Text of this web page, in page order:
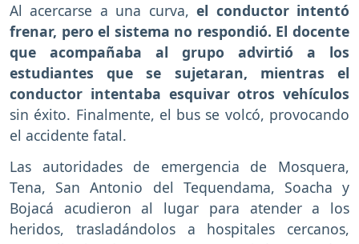
Al acercarse a una curva, el conductor intentó
frenar, pero el sistema no respondió. El docente
que acompañaba al grupo advirtió a los
estudiantes que se sujetaran, mientras el
conductor intentaba esquivar otros vehículos
sin éxito. Finalmente, el bus se volcó, provocando
el accidente fatal.
Las autoridades de emergencia de Mosquera,
Tena, San Antonio del Tequendama, Soacha y
Bojacá acudieron al lugar para atender a los
heridos, trasladándolos a hospitales cercanos,